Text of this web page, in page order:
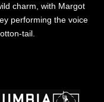
charm, with Margot
performing the voice
tail.